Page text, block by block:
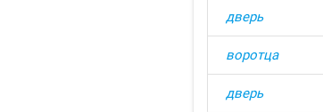
дверь
воротца
дверь